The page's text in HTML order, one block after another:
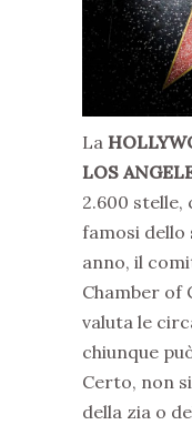
La
LOS
2.600
famosi dello
anno, il
Chamber of
valuta le
chiunque
Certo, non
della zia o